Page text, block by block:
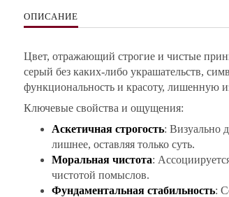
ОПИСАНИЕ
Цвет, отражающий строгие и чистые
серый без каких-либо украшательств,
функциональность и красоту, лишенную
Ключевые свойства и ощущения:
Аскетичная строгость: Визуально
лишнее, оставляя только суть.
Моральная чистота:
чистотой помыслов.
Фундаментальная стабильность: